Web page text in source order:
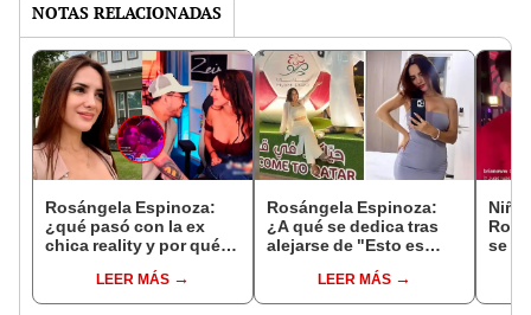
NOTAS RELACIONADAS
Rosángela Espinoza:
¿qué pasó con la ex
chica reality y por qué
Andynsane?
LEER MÁS
Rosángela Espinoza:
¿A qué se dedica tras
alejarse de "Esto es
del programa?
LEER MÁS
Niño
se